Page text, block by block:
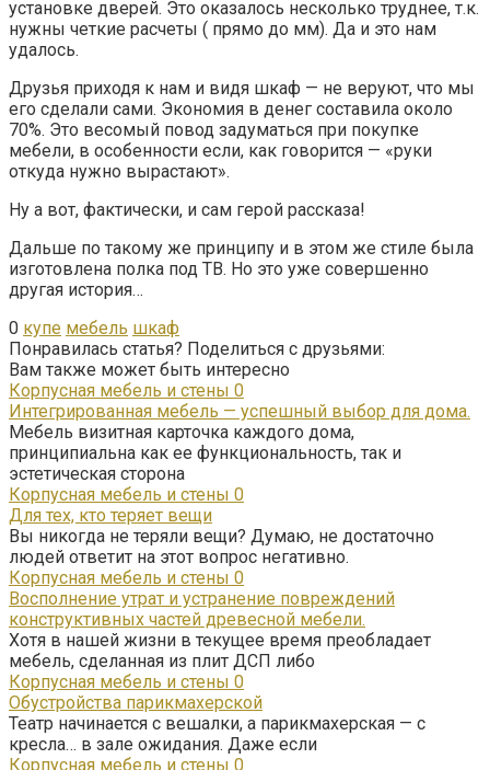
установке дверей. Это оказалось несколько труднее, т.к.
нужны четкие расчеты ( прямо до мм). Да и это нам
удалось.
Друзья приходя к нам и видя шкаф — не веруют, что мы
его сделали сами. Экономия в денег составила около
70%. Это весомый повод задуматься при покупке
мебели, в особенности если, как говорится — «руки
откуда нужно вырастают».
Ну а вот, фактически, и сам герой рассказа!
Дальше по такому же принципу и в этом же стиле была
изготовлена полка под ТВ. Но это уже совершенно
другая история…
0 купе мебель шкаф
Понравилась статья? Поделиться с друзьями:
Вам также может быть интересно
Корпусная мебель и стены 0
Интегрированная мебель — успешный выбор для дома.
Мебель визитная карточка каждого дома,
принципиальна как ее функциональность, так и
эстетическая сторона
Корпусная мебель и стены 0
Для тех, кто теряет вещи
Вы никогда не теряли вещи? Думаю, не достаточно
людей ответит на этот вопрос негативно.
Корпусная мебель и стены 0
Восполнение утрат и устранение повреждений
конструктивных частей древесной мебели.
Хотя в нашей жизни в текущее время преобладает
мебель, сделанная из плит ДСП либо
Корпусная мебель и стены 0
Обустройства парикмахерской
Театр начинается с вешалки, а парикмахерская — с
кресла… в зале ожидания. Даже если
Корпусная мебель и стены 0